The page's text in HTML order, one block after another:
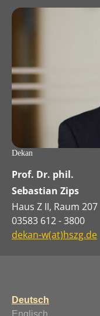
Dekan
Prof. Dr. phil.
Sebastian Zips
Haus Z II, Raum 207
03583 612 - 3800
dekan-w(at)hszg.de
Deutsch
Englisch